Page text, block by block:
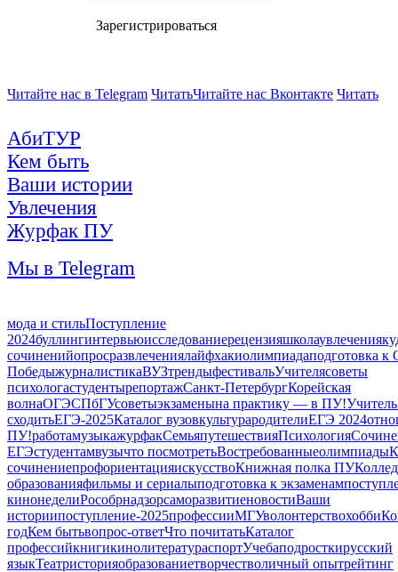
Зарегистрироваться
Читайте нас в Telegram ЧитатьЧитайте нас Вконтакте Читать
АбиТУР
Кем быть
Ваши истории
Увлечения
Журфак ПУ
Мы в Telegram
мода и стильПоступление
2024буллингинтервьюисследованиерецензияшколаувлечения
сочиненийопросразвлечениялайфхакиолимпиадаподготовка к
ПобедыжурналистикаВУЗтрендыфестивальУчителясоветы
психологастудентырепортажСанкт-ПетербургКорейская
волнаОГЭСПбГУсоветыэкзаменына практику — в ПУ!Учитель
сходитьЕГЭ-2025Каталог вузовкультурародителиЕГЭ 2024
ПУ!работамузыкажурфакСемьяпутешествияПсихология
ЕГЭстудентамвузычто посмотретьВостребованныеолимпиады
сочинениепрофориентацияискусствоКнижная полка ПУ
образованияфильмы и сериалыподготовка к экзаменам
кинонеделиРособрнадзорсаморазвитиеновостиВаши
историипоступление-2025профессииМГУволонтерствохобби
годКем бытьвопрос-ответЧто почитатьКаталог
профессийкнигикинолитератураспортУчебаподросткирусский
языкТеатристорияобразованиетворчестволичный опытрейтинг